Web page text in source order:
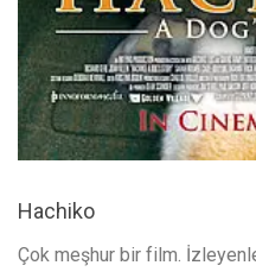
Hachiko
Çok meşhur bir film.